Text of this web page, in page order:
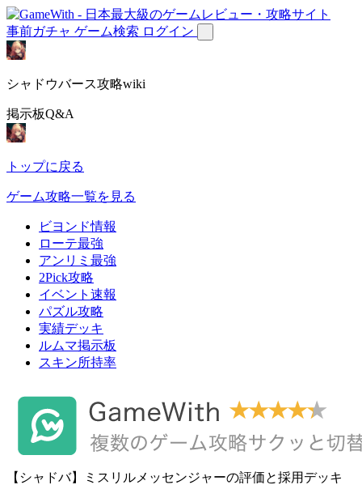
事前ガチャ ゲーム検索 ログイン
シャドウバース攻略wiki
掲示板Q&A
トップに戻る
ゲーム攻略一覧を見る
ビヨンド情報
ローテ最強
アンリミ最強
2Pick攻略
イベント速報
パズル攻略
実績デッキ
ルムマ掲示板
スキン所持率
【シャドバ】ミスリルメッセンジャーの評価と採用デッキ